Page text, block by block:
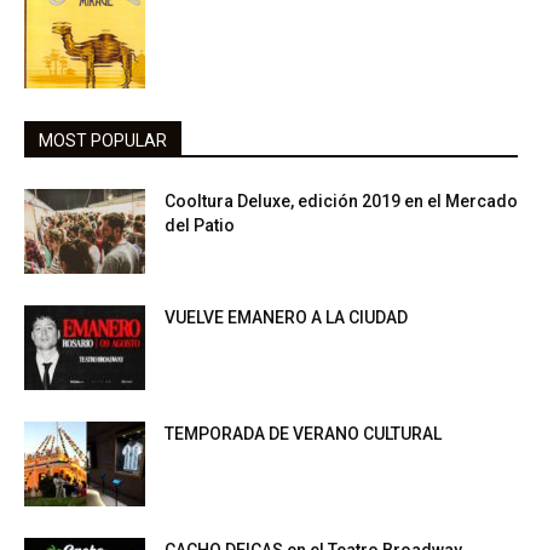
MOST POPULAR
Cooltura Deluxe, edición 2019 en el Mercado
del Patio
VUELVE EMANERO A LA CIUDAD
TEMPORADA DE VERANO CULTURAL